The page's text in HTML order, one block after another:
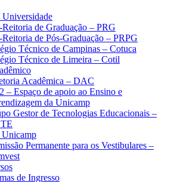
Universidade
Reitoria de Graduação – PRG
Reitoria de Pós-Graduação – PRPG
Técnico de Campinas – Cotuca
Técnico de Limeira – Cotil
Acadêmica – DAC
– Espaço de apoio ao Ensino e
da Unicamp
Gestor de Tecnologias Educacionais –
Unicamp
Permanente para os Vestibulares –
de Ingresso